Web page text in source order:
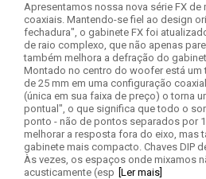
Apresentamos nossa nova série FX
coaxiais. Mantendo-se fiel ao design
fechadura", o gabinete FX foi
de raio complexo, que não apenas
também melhora a defração do
Montado no centro do woofer está um
de 25 mm em uma configuração
(única em sua faixa de preço) o torna
pontual", o que significa que todo o
ponto - não de pontos separados por
melhorar a resposta fora do eixo, mas
gabinete mais compacto. Chaves DIP
Às vezes, os espaços onde mixamos
acusticamente (esp [Ler mais]